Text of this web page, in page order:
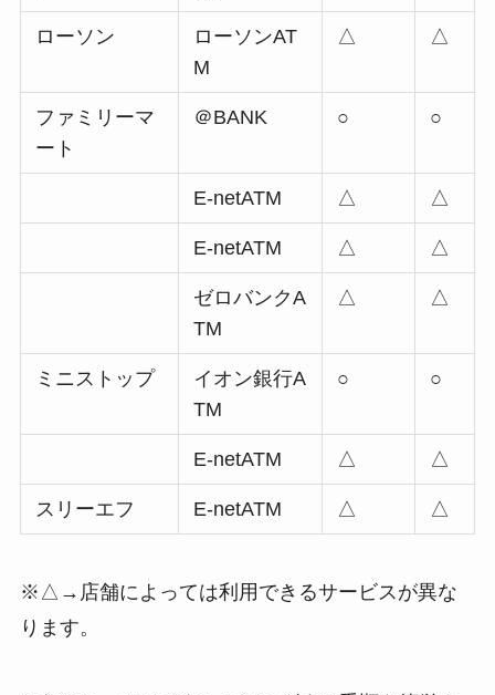
ローソン
ローソンAT
M
△ △
ファミリーマ
ート
＠BANK ○ ○
E-netATM △ △
E-netATM △ △
ゼロバンクA
TM
△ △
ミニストップ
イオン銀行A
TM
○ ○
E-netATM △ △
スリーエフ E-netATM △ △
※△→店舗によっては利用できるサービスが異な
ります。